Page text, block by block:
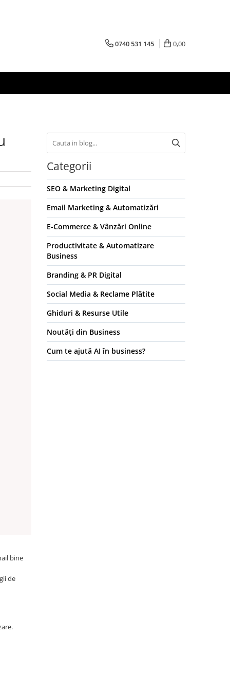
0740 531 145 0,00
bine
de
Categorii
SEO & Marketing Digital
Email Marketing & Automatizări
E-Commerce & Vânzări Online
Productivitate & Automatizare
Business
Branding & PR Digital
Social Media & Reclame Plătite
Ghiduri & Resurse Utile
Noutăți din Business
Cum te ajută AI în business?